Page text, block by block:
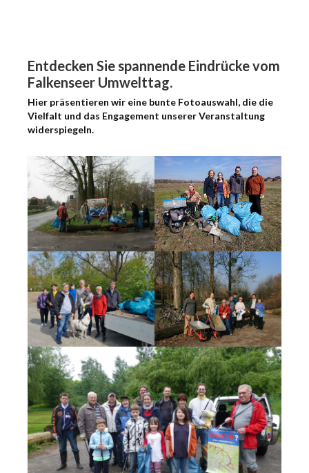
Entdecken Sie spannende Eindrücke vom
Falkenseer Umwelttag.
Hier präsentieren wir eine bunte Fotoauswahl, die die
Vielfalt und das Engagement unserer Veranstaltung
widerspiegeln.